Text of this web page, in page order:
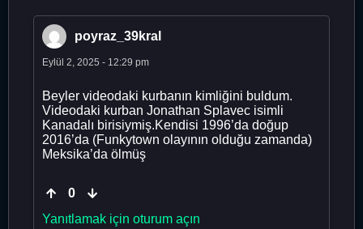
poyraz_39kral
Eylül 2, 2025 - 12:29 pm
Beyler videodaki kurbanın kimliğini buldum.
Videodaki kurban Jonathan Splavec isimli
Kanadalı birisiymiş.Kendisi 1996’da doğup
2016’da (Funkytown olayının olduğu zamanda)
Meksika’da ölmüş
0
Yanıtlamak için oturum açın